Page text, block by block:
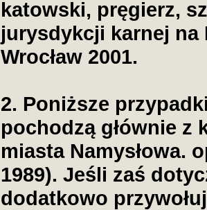
katowski, pręgierz,
jurysdykcji karnej na
Wrocław 2001.
2. Poniższe
pochodzą głównie z
miasta Namysłowa.
1989). Jeśli zaś
dodatkowo